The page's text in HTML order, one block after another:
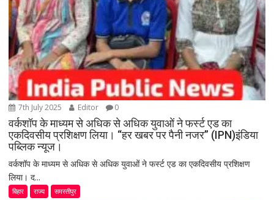
7th July 2025 Editor 0
वर्कशॉप के माध्यम से अधिक से अधिक युवाओं ने फर्स्ट एड का
एकदिवसीय प्रशिक्षण लिया। “हर खबर पर पैनी नजर” (IPN)इंडिया
पब्लिक न्यूज।
वर्कशॉप के माध्यम से अधिक से अधिक युवाओं ने फर्स्ट एड का एकदिवसीय प्रशिक्षण
लिया। द...
बिहार राज्य समस्तीपुर